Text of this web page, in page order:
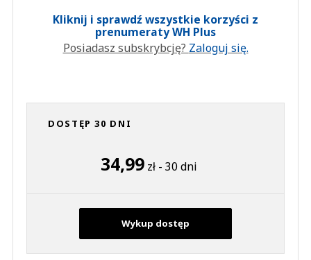
Kliknij i sprawdź wszystkie korzyści z
prenumeraty WH Plus
Posiadasz subskrybcję? Zaloguj się.
DOSTĘP 30 DNI
34,99 zł - 30 dni
Wykup dostęp